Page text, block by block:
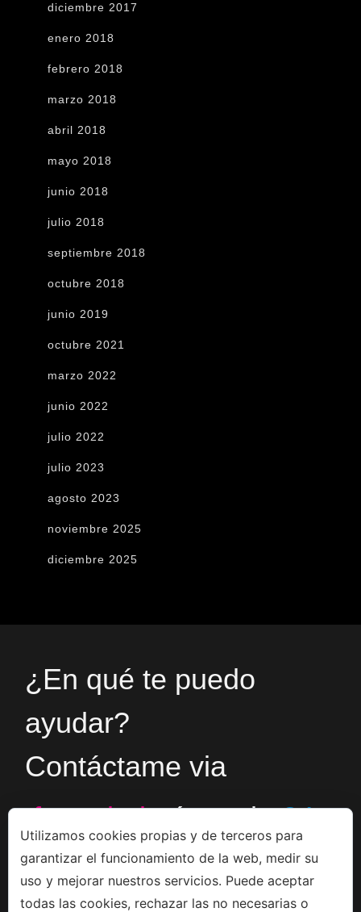
diciembre 2017
enero 2018
febrero 2018
marzo 2018
abril 2018
mayo 2018
junio 2018
julio 2018
septiembre 2018
octubre 2018
junio 2019
octubre 2021
marzo 2022
junio 2022
julio 2022
julio 2023
agosto 2023
noviembre 2025
diciembre 2025
¿En qué te puedo
ayudar?
Contáctame via
formularioó en el+34
666533308
Utilizamos cookies propias y de terceros para
garantizar el funcionamiento de la web, medir su
uso y mejorar nuestros servicios. Puede aceptar
todas las cookies, rechazar las no necesarias o